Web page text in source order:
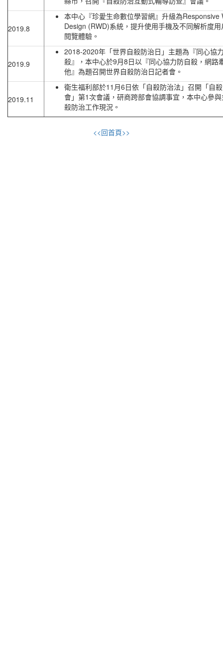
2019.8
本中心『珍愛生命數位學習網』升級為Responsive
Design (RWD)系統，提升使用手機及不同解析度
閱覽體驗。
2019.9
2018-2020年「世界自殺防治日」主題為『同心協
殺』，本中心於9月8日以『同心協力防自殺，網路
他』為題召開世界自殺防治日記者會。
2019.11
衛生福利部於11月6日依「自殺防治法」召開「自
會」第1次會議，研商跨部會協調事宜，本中心參
殺防治工作現況。
<<回首頁>>